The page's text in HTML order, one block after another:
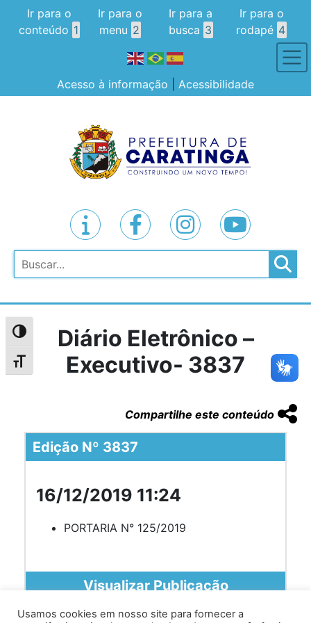
Alternar alto contraste
Alternar tamanho da fonte
Ir para o
conteúdo 1
Ir para o
menu 2
Ir para a
busca 3
Ir para o
rodapé 4
Acesso à informação Acessibilidade
Pesquisar
Diário Eletrônico –
Executivo- 3837
Compartilhe este conteúdo
Edição Nº 3837
16/12/2019 11:24
PORTARIA N° 125/2019
Visualizar Publicação
Usamos cookies em nosso site para fornecer a